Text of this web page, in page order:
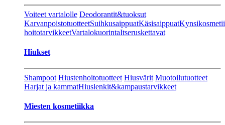
Voiteet vartalolle Deodorantit&tuoksut
KarvanpoistotuotteetSuihkusaippuatKäsisaippuat
hoitotarvikkeetVartalokuorintaItseruskettavat
Hiukset
Shampoot Hiustenhoitotuotteet Hiusvärit Muotoilutuotteet
Harjat ja kammatHiuslenkit&kampaustarvikkeet
Miesten kosmetiikka